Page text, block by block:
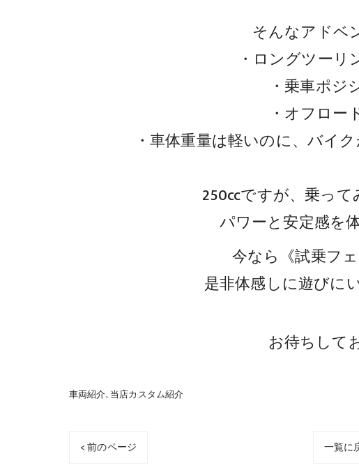
そんなアドベ
・ロングツーリ
・乗車ポジ
・オフロー
・車体重量は軽いのに、バイ
250ccですが、乗っ
パワーと安定感を
今なら《試乗フ
是非体感しに遊びに
お待ちして
車両紹介 当店カスタム紹介
< 前のページ 一覧に